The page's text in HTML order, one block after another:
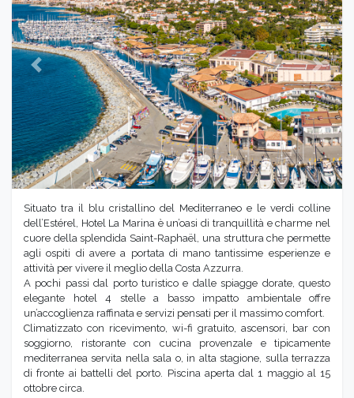
Previous Next
Situato tra il blu cristallino del Mediterraneo e le verdi colline
dell’Estérel, Hotel La Marina è un’oasi di tranquillità e charme nel
cuore della splendida Saint-Raphaël, una struttura che permette
agli ospiti di avere a portata di mano tantissime esperienze e
attività per vivere il meglio della Costa Azzurra.
A pochi passi dal porto turistico e dalle spiagge dorate, questo
elegante hotel 4 stelle a basso impatto ambientale offre
un’accoglienza raffinata e servizi pensati per il massimo comfort.
Climatizzato con ricevimento, wi-fi gratuito, ascensori, bar con
soggiorno, ristorante con cucina provenzale e tipicamente
mediterranea servita nella sala o, in alta stagione, sulla terrazza
di fronte ai battelli del porto. Piscina aperta dal 1 maggio al 15
ottobre circa.